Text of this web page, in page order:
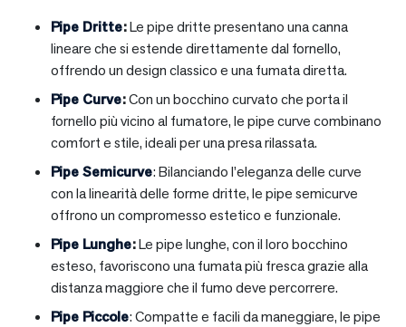
Pipe Dritte:Le pipe dritte presentano una canna
lineare che si estende direttamente dal fornello,
offrendo un design classico e una fumata diretta.
Pipe Curve:Con un bocchino curvato che porta il
fornello più vicino al fumatore, le pipe curve combinano
comfort e stile, ideali per una presa rilassata.
Pipe Semicurve: Bilanciando l’eleganza delle curve
con la linearità delle forme dritte, le pipe semicurve
offrono un compromesso estetico e funzionale.
Pipe Lunghe:Le pipe lunghe, con il loro bocchino
esteso, favoriscono una fumata più fresca grazie alla
distanza maggiore che il fumo deve percorrere.
Pipe Piccole: Compatte e facili da maneggiare, le pipe